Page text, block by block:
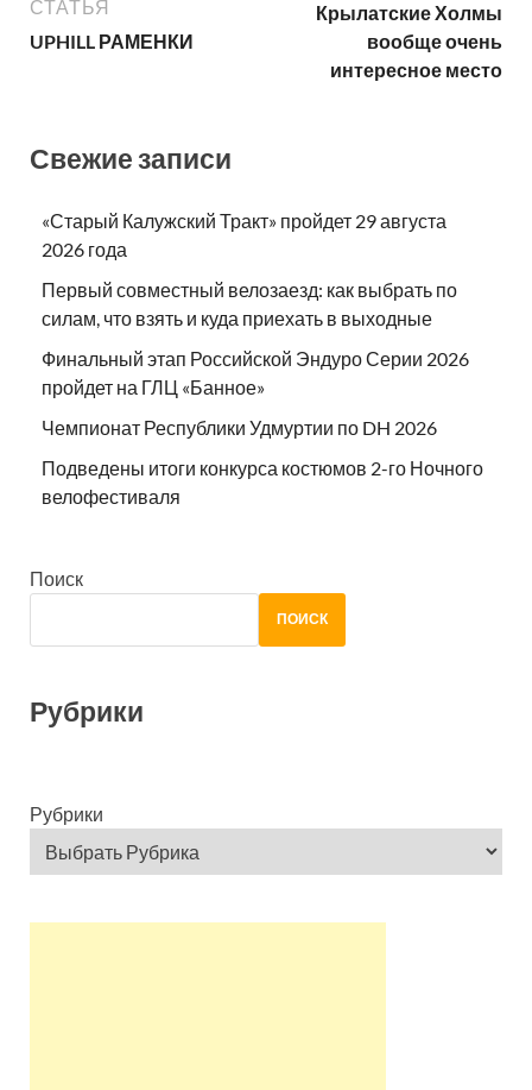
СТАТЬЯ
UPHILL РАМЕНКИ
Крылатские Холмы
вообще очень
интересное место
Свежие записи
«Старый Калужский Тракт» пройдет 29 августа
2026 года
Первый совместный велозаезд: как выбрать по
силам, что взять и куда приехать в выходные
Финальный этап Российской Эндуро Серии 2026
пройдет на ГЛЦ «Банное»
Чемпионат Республики Удмуртии по DH 2026
Подведены итоги конкурса костюмов 2-го Ночного
велофестиваля
Поиск
ПОИСК
Рубрики
Рубрики